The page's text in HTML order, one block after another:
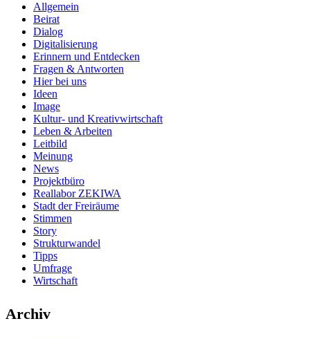
Allgemein
Beirat
Dialog
Digitalisierung
Erinnern und Entdecken
Fragen & Antworten
Hier bei uns
Ideen
Image
Kultur- und Kreativwirtschaft
Leben & Arbeiten
Leitbild
Meinung
News
Projektbüro
Reallabor ZEKIWA
Stadt der Freiräume
Stimmen
Story
Strukturwandel
Tipps
Umfrage
Wirtschaft
Archiv